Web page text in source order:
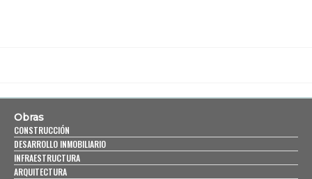
Obras
CONSTRUCCIÓN
DESARROLLO INMOBILIARIO
INFRAESTRUCTURA
ARQUITECTURA